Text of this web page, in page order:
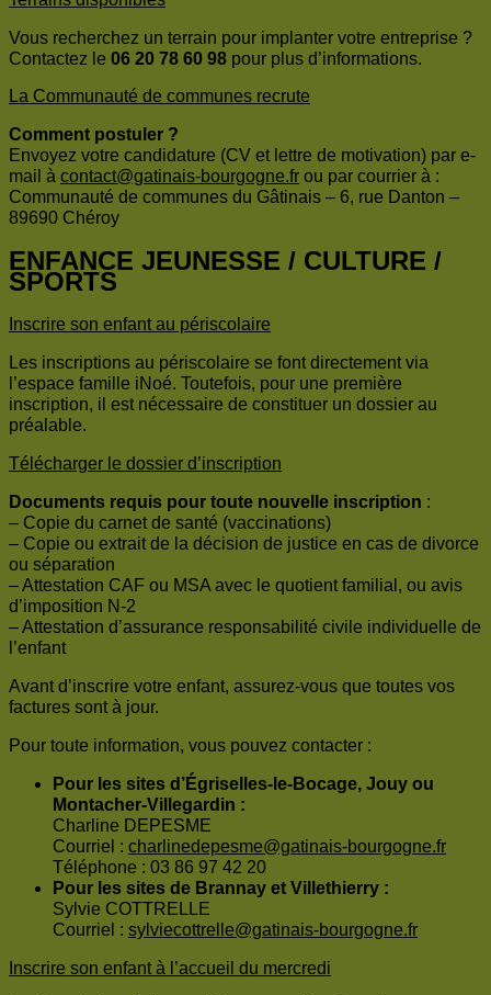
Vous recherchez un terrain pour implanter votre entreprise ?
Contactez le 06 20 78 60 98 pour plus d’informations.
La Communauté de communes recrute
Comment postuler ?
Envoyez votre candidature (CV et lettre de motivation) par e-
mail à contact@gatinais-bourgogne.fr ou par courrier à :
Communauté de communes du Gâtinais – 6, rue Danton –
89690 Chéroy
ENFANCE JEUNESSE / CULTURE /
SPORTS
Inscrire son enfant au périscolaire
Les inscriptions au périscolaire se font directement via
l’espace famille iNoé. Toutefois, pour une première
inscription, il est nécessaire de constituer un dossier au
préalable.
Télécharger le dossier d’inscription
Documents requis pour toute nouvelle inscription :
– Copie du carnet de santé (vaccinations)
– Copie ou extrait de la décision de justice en cas de divorce
ou séparation
– Attestation CAF ou MSA avec le quotient familial, ou avis
d’imposition N-2
– Attestation d’assurance responsabilité civile individuelle de
l’enfant
Avant d’inscrire votre enfant, assurez-vous que toutes vos
factures sont à jour.
Pour toute information, vous pouvez contacter :
Pour les sites d’Égriselles-le-Bocage, Jouy ou
Montacher-Villegardin :
Charline DEPESME
Courriel : charlinedepesme@gatinais-bourgogne.fr
Téléphone : 03 86 97 42 20
Pour les sites de Brannay et Villethierry :
Sylvie COTTRELLE
Courriel : sylviecottrelle@gatinais-bourgogne.fr
Inscrire son enfant à l’accueil du mercredi